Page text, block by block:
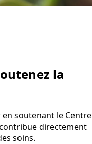
la
soutenant le Centre
directement
soins.